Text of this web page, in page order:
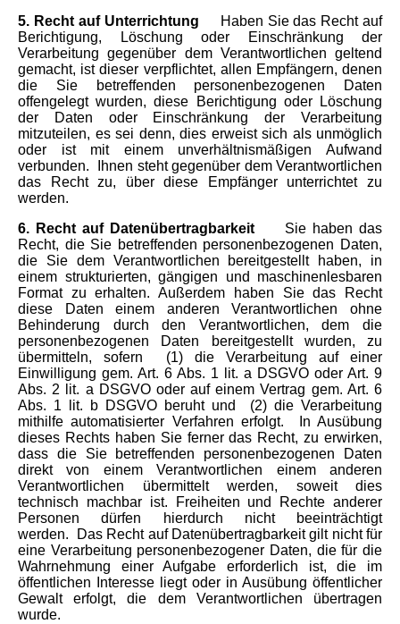
5. Recht auf Unterrichtung
Haben Sie das Recht auf
Berichtigung, Löschung oder Einschränkung der
Verarbeitung gegenüber dem Verantwortlichen geltend
gemacht, ist dieser verpflichtet, allen Empfängern, denen
die Sie betreffenden personenbezogenen Daten
offengelegt wurden, diese Berichtigung oder Löschung
der Daten oder Einschränkung der Verarbeitung
mitzuteilen, es sei denn, dies erweist sich als unmöglich
oder ist mit einem unverhältnismäßigen Aufwand
verbunden.
Ihnen steht gegenüber dem Verantwortlichen
das Recht zu, über diese Empfänger unterrichtet zu
werden.
6. Recht auf Datenübertragbarkeit
Sie haben das
Recht, die Sie betreffenden personenbezogenen Daten,
die Sie dem Verantwortlichen bereitgestellt haben, in
einem strukturierten, gängigen und maschinenlesbaren
Format zu erhalten. Außerdem haben Sie das Recht
diese Daten einem anderen Verantwortlichen ohne
Behinderung durch den Verantwortlichen, dem die
personenbezogenen Daten bereitgestellt wurden, zu
übermitteln, sofern
(1) die Verarbeitung auf einer
Einwilligung gem. Art. 6 Abs. 1 lit. a DSGVO oder Art. 9
Abs. 2 lit. a DSGVO oder auf einem Vertrag gem. Art. 6
Abs. 1 lit. b DSGVO beruht und
(2) die Verarbeitung
mithilfe automatisierter Verfahren erfolgt.
In Ausübung
dieses Rechts haben Sie ferner das Recht, zu erwirken,
dass die Sie betreffenden personenbezogenen Daten
direkt von einem Verantwortlichen einem anderen
Verantwortlichen übermittelt werden, soweit dies
technisch machbar ist. Freiheiten und Rechte anderer
Personen dürfen hierdurch nicht beeinträchtigt
werden.
Das Recht auf Datenübertragbarkeit gilt nicht für
eine Verarbeitung personenbezogener Daten, die für die
Wahrnehmung einer Aufgabe erforderlich ist, die im
öffentlichen Interesse liegt oder in Ausübung öffentlicher
Gewalt erfolgt, die dem Verantwortlichen übertragen
wurde.